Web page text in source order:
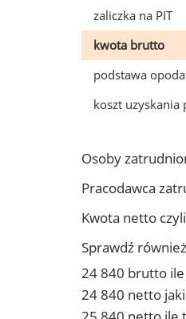
zaliczka na PIT
kwota brutto
podstawa
koszt uzyskania
Osoby
Pracodawca
Kwota netto
Sprawdź
24 840 brutto
24 840 netto